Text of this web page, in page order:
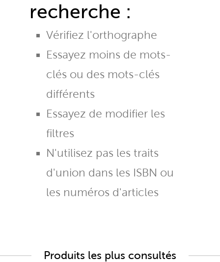
recherche :
Vérifiez l'orthographe
Essayez moins de mots-
clés ou des mots-clés
différents
Essayez de modifier les
filtres
N'utilisez pas les traits
d'union dans les ISBN ou
les numéros d'articles
Produits les plus consultés